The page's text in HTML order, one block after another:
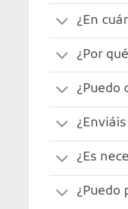
¿En
¿Por
¿Puedo
¿Es
¿Puedo